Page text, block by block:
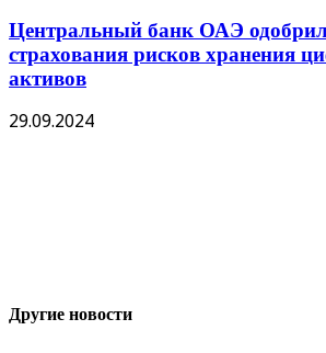
Центральный банк ОАЭ
страхования рисков хранения
активов
29.09.2024
Другие новости